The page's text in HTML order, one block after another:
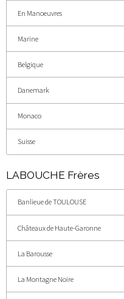
En Manoeuvres
Marine
Belgique
Danemark
Monaco
Suisse
LABOUCHE Frères
Banlieue de TOULOUSE
Châteaux de Haute-Garonne
La Barousse
La Montagne Noire